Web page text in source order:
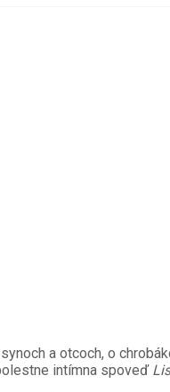
a otcoch, o
intímna spoveď